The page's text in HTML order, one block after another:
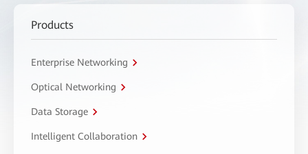
Products
Enterprise Networking
Optical Networking
Data Storage
Intelligent Collaboration